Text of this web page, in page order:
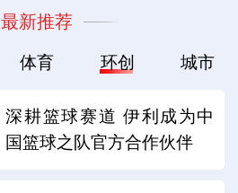
最新推荐
体育 环创 城市
深耕篮球赛道 伊利成为中
国篮球之队官方合作伙伴